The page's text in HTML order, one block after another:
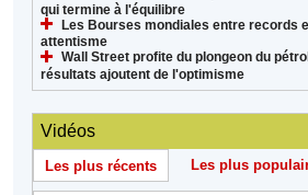
qui termine à l'équilibre
Les Bourses mondiales entre records
attentisme
Wall Street profite du plongeon du
résultats ajoutent de l'optimisme
Vidéos
Les plus récents Les plus